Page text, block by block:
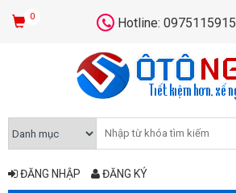
0 Hotline: 0975115915
ĐĂNG NHẬP ĐĂNG KÝ